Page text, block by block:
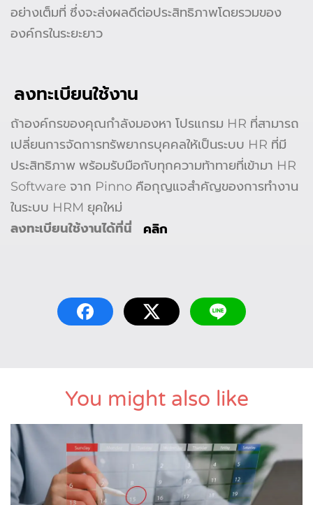
อย่างเต็มที่ ซึ่งจะส่งผลดีต่อประสิทธิภาพโดยรวมของ
องค์กรในระยะยาว
ลงทะเบียนใช้งาน
ถ้าองค์กรของคุณกำลังมองหา โปรแกรม HR ที่สามารถ
เปลี่ยนการจัดการทรัพยากรบุคคลให้เป็นระบบ HR ที่มี
ประสิทธิภาพ พร้อมรับมือกับทุกความท้าทายที่เข้ามา HR
Software จาก Pinno คือกุญแจสำคัญของการทำงาน
ในระบบ HRM ยุคใหม่
ลงทะเบียนใช้งานได้ที่นี่
คลิก
You might also like